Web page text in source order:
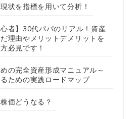
状を指標を用いて分析！
者】30代パパのリアル！資産
理由やメリットデメリットを
必見です！
の完全資産形成マニュアル～
ための実践ロードマップ
価どうなる？